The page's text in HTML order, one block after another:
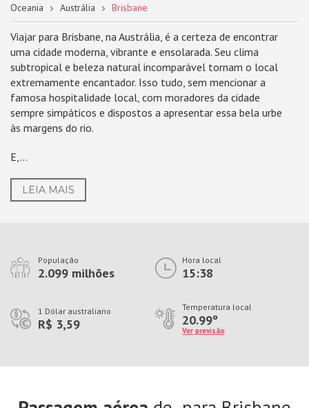
Oceania Austrália Brisbane
Viajar para Brisbane, na Austrália, é a certeza de encontrar
uma cidade moderna, vibrante e ensolarada. Seu clima
subtropical e beleza natural incomparável tornam o local
extremamente encantador. Isso tudo, sem mencionar a
famosa hospitalidade local, com moradores da cidade
sempre simpáticos e dispostos a apresentar essa bela urbe
às margens do rio.
E,...
LEIA MAIS
População
2.099 milhões
Hora local
15:38
1 Dólar australiano
R$ 3,59
Temperatura local
20.99º
Ver previsão